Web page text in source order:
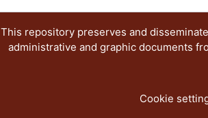
This repository preserves and
administrative and graphic documents
Cookie